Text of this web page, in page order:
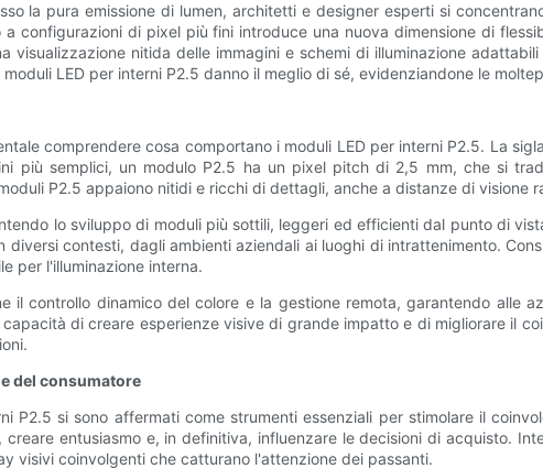
la pura emissione di lumen, architetti e designer esperti si
configurazioni di pixel più fini introduce una nuova dimensione di
nitida delle immagini e schemi di illuminazione
LED per interni P2.5 danno il meglio di sé, evidenziandone le
comprendere cosa comportano i moduli LED per interni P2.5. La
più semplici, un modulo P2.5 ha un pixel pitch di 2,5 mm, che si
P2.5 appaiono nitidi e ricchi di dettagli, anche a distanze di visione
lo sviluppo di moduli più sottili, leggeri ed efficienti dal punto di
contesti, dagli ambienti aziendali ai luoghi di intrattenimento.
per l'illuminazione interna.
il controllo dinamico del colore e la gestione remota, garantendo alle
di creare esperienze visive di grande impatto e di migliorare il
del consumatore
P2.5 si sono affermati come strumenti essenziali per stimolare il
entusiasmo e, in definitiva, influenzare le decisioni di acquisto.
visivi coinvolgenti che catturano l'attenzione dei passanti.